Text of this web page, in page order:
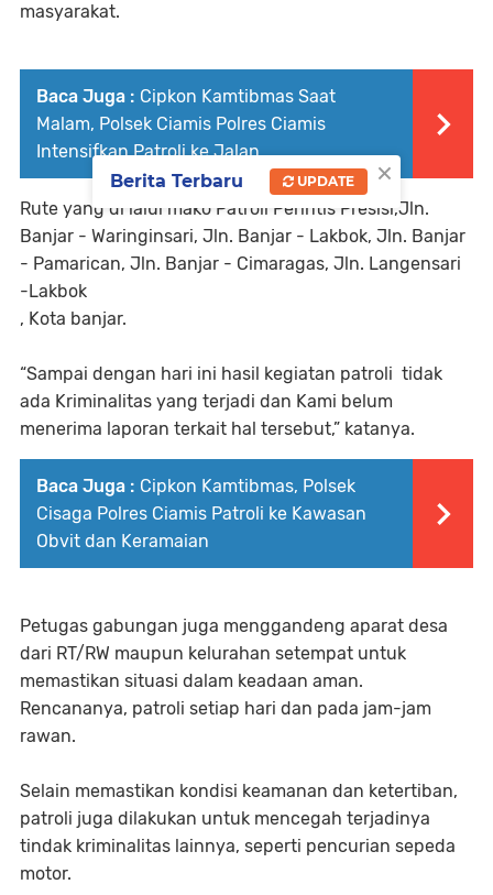
masyarakat.
Baca Juga : Cipkon Kamtibmas Saat
Malam, Polsek Ciamis Polres Ciamis
Intensifkan Patroli ke Jalan
Rute yang di lalui mako Patroli Perintis Presisi,Jln.
Banjar - Waringinsari, Jln. Banjar - Lakbok, Jln. Banjar
- Pamarican, ⁠Jln. Banjar - Cimaragas, Jln. Langensari
-Lakbok
, Kota banjar.
“Sampai dengan hari ini hasil kegiatan patroli tidak
ada Kriminalitas yang terjadi dan Kami belum
menerima laporan terkait hal tersebut,” katanya.
Baca Juga : Cipkon Kamtibmas, Polsek
Cisaga Polres Ciamis Patroli ke Kawasan
Obvit dan Keramaian
Petugas gabungan juga menggandeng aparat desa
dari RT/RW maupun kelurahan setempat untuk
memastikan situasi dalam keadaan aman.
Rencananya, patroli setiap hari dan pada jam-jam
rawan.
Selain memastikan kondisi keamanan dan ketertiban,
patroli juga dilakukan untuk mencegah terjadinya
tindak kriminalitas lainnya, seperti pencurian sepeda
motor.
×
Berita Terbaru UPDATE